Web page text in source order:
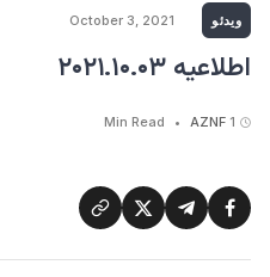
ویدئو October 3, 2021
اطلاعیه ۲۰۲۱.۱۰.۰۳
1 Min Read
AZNF